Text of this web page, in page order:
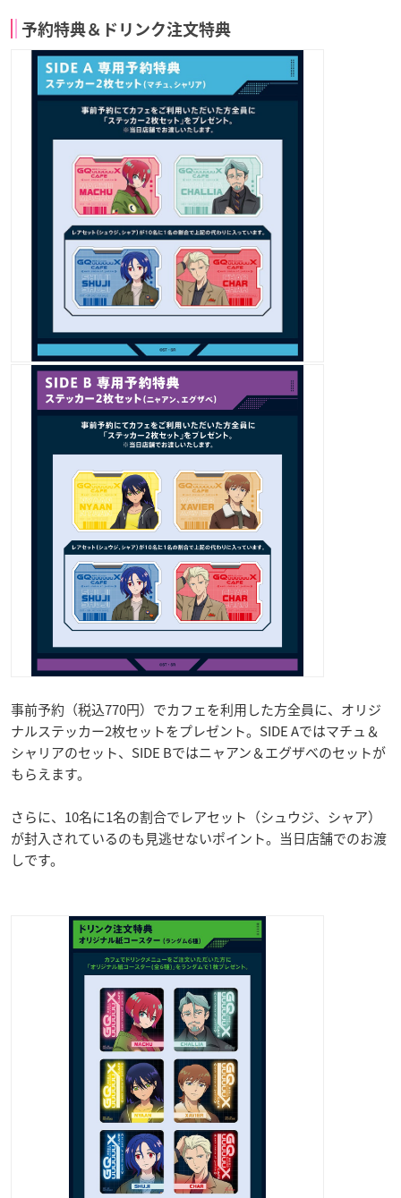
予約特典＆ドリンク注文特典
事前予約（税込770円）でカフェを利用した方全員に、オリジ
ナルステッカー2枚セットをプレゼント。SIDE Aではマチュ＆
シャリアのセット、SIDE Bではニャアン＆エグザべのセットが
もらえます。
さらに、10名に1名の割合でレアセット（シュウジ、シャア）
が封入されているのも見逃せないポイント。当日店舗でのお渡
しです。